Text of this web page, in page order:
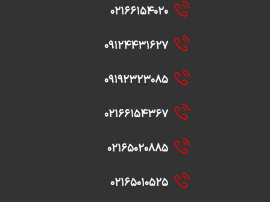
۰۲۱۶۶۱۵۴۰۲۰
۰۹۱۲۴۴۳۱۶۲۷
۰۹۱۹۲۳۲۳۰۸۵
۰۲۱۶۶۱۵۴۳۶۷
۰۲۱۶۵۰۲۰۸۸۵
۰۲۱۶۵۰۱۰۵۲۵